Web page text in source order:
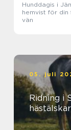
Hunddagis i
hemvist för din
vän
05. juli
Ridning i